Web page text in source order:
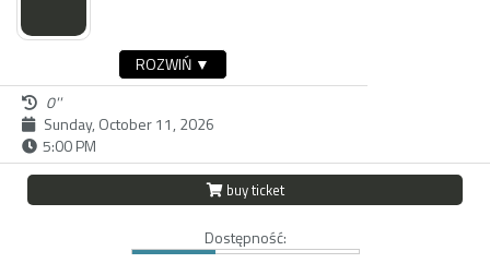
ROZWIŃ ▼
0''
Sunday, October 11, 2026
5:00 PM
buy ticket
Dostępność: